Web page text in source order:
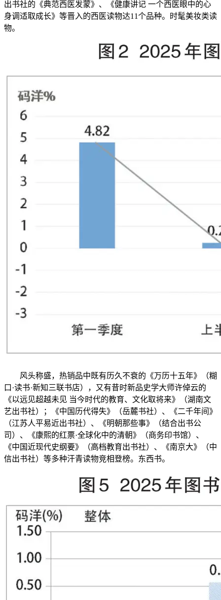
出书社的《典范西医发蒙》、《健康讲记 一个西医眼中的心
身调适取成长》等晋入的西医读物达11个品种。时髦美妆类读
物。
风头称盛，热销品中既有历久不衰的《万历十五年》（糊
口·读书·新知三联书店），又有昔时新品史学大师许倬云的
《以远见超越未见 当今时代的教育、文化取将来》（湖南文
艺出书社）；《中国历代得失》（岳麓书社）、《二千年间》
（江苏人平易近出书社）、《明朝那些事》（结合出书公
司）、《康熙的红票·全球化中的清朝》（商务印书馆）、
《中国近现代史纲要》（高档教育出书社）、《南京大》（中
信出书社）等多种汗青读物竞相登榜。东西书。